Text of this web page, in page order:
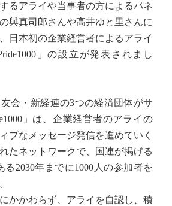
るアライや当事者の方によるパネ
與真司郎さんや高井ゆと里さんに
日本初の企業経営者によるアライ
」の設立が発表されまし
会・新経連の3つの経済団体がサ
」は、企業経営者のアライの
ブなメッセージ発信を進めていく
たネットワークで、国連が掲げる
る2030年までに1000人の参加者を
かかわらず、アライを自認し、積